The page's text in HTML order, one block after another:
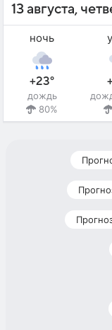
13 августа,
ночь
+23°
дождь
80%